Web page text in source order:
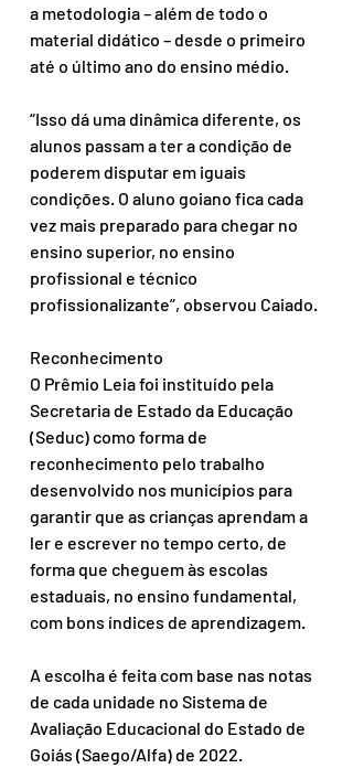
a metodologia – além de todo o
material didático – desde o primeiro
até o último ano do ensino médio.
“Isso dá uma dinâmica diferente, os
alunos passam a ter a condição de
poderem disputar em iguais
condições. O aluno goiano fica cada
vez mais preparado para chegar no
ensino superior, no ensino
profissional e técnico
profissionalizante”, observou Caiado.
Reconhecimento
O Prêmio Leia foi instituído pela
Secretaria de Estado da Educação
(Seduc) como forma de
reconhecimento pelo trabalho
desenvolvido nos municípios para
garantir que as crianças aprendam a
ler e escrever no tempo certo, de
forma que cheguem às escolas
estaduais, no ensino fundamental,
com bons índices de aprendizagem.
A escolha é feita com base nas notas
de cada unidade no Sistema de
Avaliação Educacional do Estado de
Goiás (Saego/Alfa) de 2022.